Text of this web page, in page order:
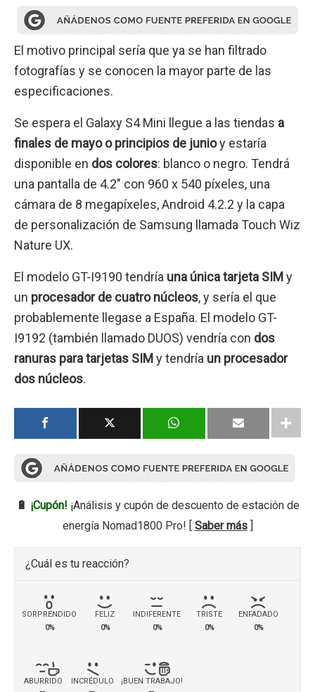
El motivo principal sería que ya se han filtrado
fotografías y se conocen la mayor parte de las
especificaciones.
Se espera el Galaxy S4 Mini llegue a las tiendas a
finales de mayo o principios de junioy estaría
disponible en dos colores: blanco o negro. Tendrá
una pantalla de 4.2″ con 960 x 540 píxeles, una
cámara de 8 megapíxeles, Android 4.2.2 y la capa
de personalización de Samsung llamada Touch Wiz
Nature UX.
El modelo GT-I9190 tendría una única tarjeta SIM y
un procesador de cuatro núcleos, y sería el que
probablemente llegase a España. El modelo GT-
I9192 (también llamado DUOS) vendría con dos
ranuras para tarjetas SIM y tendría un procesador
dos núcleos.
🔋 ¡Cupón! ¡Análisis y cupón de descuento de estación de
energía Nomad1800 Pro! [ Saber más]
¿Cuál es tu reacción?
SORPRENDIDO
0%
FELIZ
0%
INDIFERENTE
0%
TRISTE
0%
ENFADADO
0%
ABURRIDO
INCRÉDULO
¡BUEN TRABAJO!